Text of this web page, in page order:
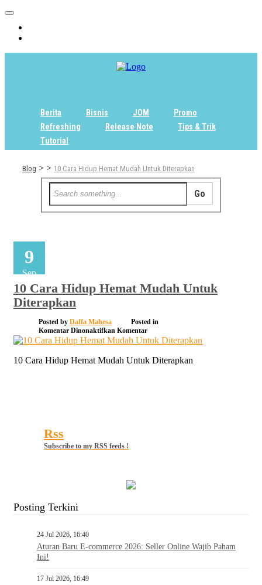
Berita Bisnis JOM
Promo
Refreshing
Release Note
Tips & Trik
Tutorial
Blog > > 10 Cara Hidup Hemat Mudah Untuk Diterapkan
9
Sep
10 Cara Hidup Hemat Mudah Untuk
Diterapkan
Posted by Daffa Mahesa
Posted in
Komentar Dinonaktifkan pada
10
Cara
Hidup
Hemat
Komentar
10 Cara Hidup Hemat Mudah Untuk Diterapkan
Rss
Subscribe to my RSS feeds !
Posting Terkini
24 Jul 2026, 16:40
Aturan Baru E-commerce 2026: Seller Online Wajib Paham
Ini!
17 Jul 2026, 16:49